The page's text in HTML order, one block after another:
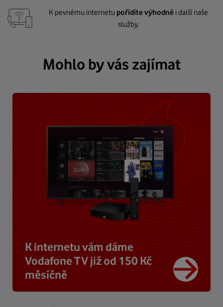
K pevnému internetu pořídíte výhodně i další naše
služby.
Mohlo by vás zajímat
K internetu vám dáme
Vodafone TV již od 150 Kč
měsíčně